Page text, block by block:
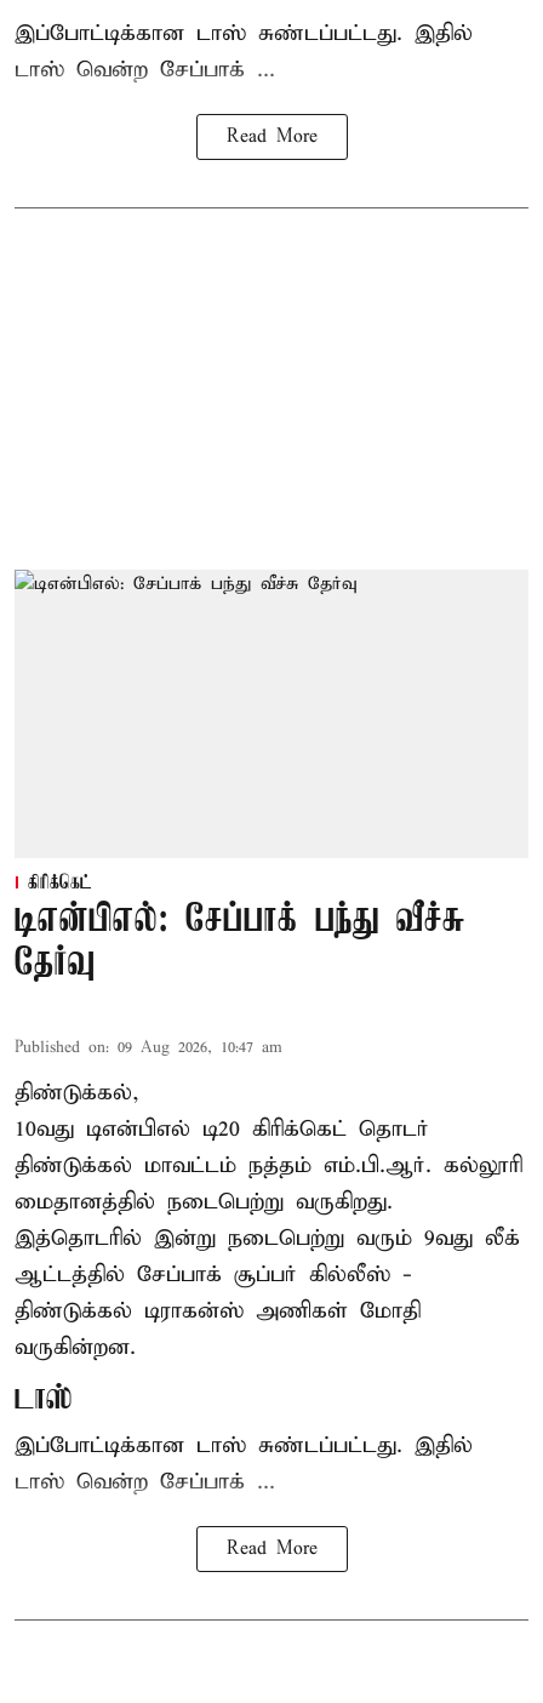
இப்போட்டிக்கான டாஸ் சுண்டப்பட்டது. இதில்
டாஸ் வென்ற சேப்பாக் ...
Read More
கிரிக்கெட்
டிஎன்பிஎல்: சேப்பாக் பந்து வீச்சு
தேர்வு
Published on: 09 Aug 2026, 10:47 am
திண்டுக்கல்,
10வது டிஎன்பிஎல் டி20 கிரிக்கெட் தொடர்
திண்டுக்கல் மாவட்டம் நத்தம் எம்.பி.ஆர். கல்லூரி
மைதானத்தில் நடைபெற்று வருகிறது.
இத்தொடரில் இன்று நடைபெற்று வரும் 9வது லீக்
ஆட்டத்தில் சேப்பாக் சூப்பர் கில்லீஸ் -
திண்டுக்கல் டிராகன்ஸ் அணிகள் மோதி
வருகின்றன.
டாஸ்
இப்போட்டிக்கான டாஸ் சுண்டப்பட்டது. இதில்
டாஸ் வென்ற சேப்பாக் ...
Read More